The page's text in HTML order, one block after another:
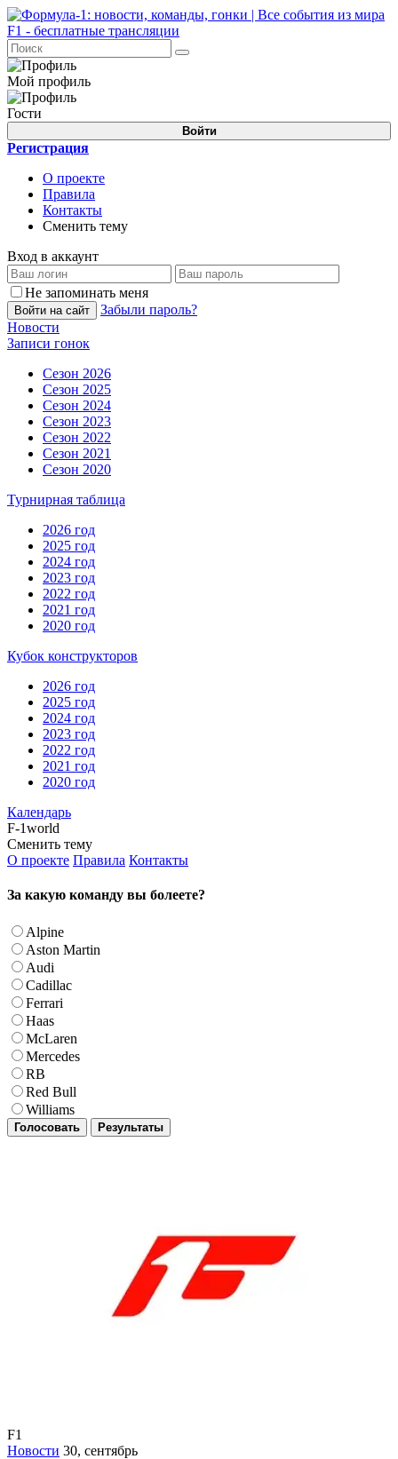
Мой профиль
Гости
Войти
Регистрация
О проекте
Правила
Контакты
Сменить тему
Вход в аккаунт
Не запоминать меня
Войти на сайт
Забыли пароль?
Новости
Записи гонок
Сезон 2026
Сезон 2025
Сезон 2024
Сезон 2023
Сезон 2022
Сезон 2021
Сезон 2020
Турнирная таблица
2026 год
2025 год
2024 год
2023 год
2022 год
2021 год
2020 год
Кубок конструкторов
2026 год
2025 год
2024 год
2023 год
2022 год
2021 год
2020 год
Календарь
F-1world
Сменить тему
О проекте Правила Контакты
За какую команду вы болеете?
Alpine
Aston Martin
Audi
Cadillac
Ferrari
Haas
McLaren
Mercedes
RB
Red Bull
Williams
Голосовать Результаты
F1
Новости 30, сентябрь